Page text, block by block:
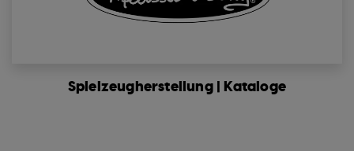
Spielzeugherstellung | Kataloge